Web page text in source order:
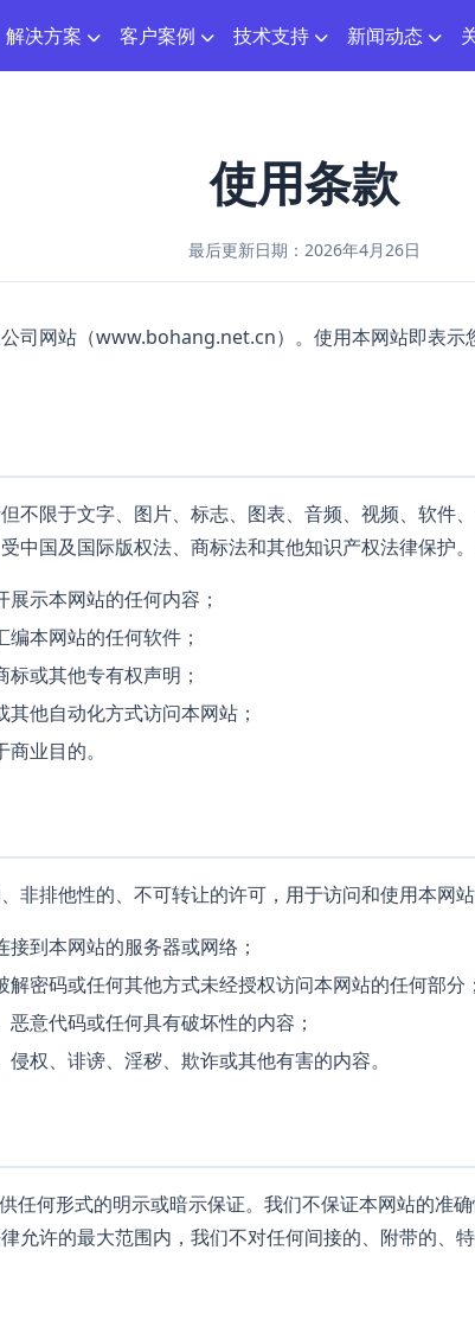
解决方案 客户案例 技术支持 新闻动态
使用条款
最后更新日期：2026年4月26日
司网站（www.bohang.net.cn）。使用本网站即表示
不限于文字、图片、标志、图表、音频、视频、软件
中国及国际版权法、商标法和其他知识产权法律保护
示本网站的任何内容；
本网站的任何软件；
或其他专有权声明；
他自动化方式访问本网站；
业目的。
非排他性的、不可转让的许可，用于访问和使用本网
到本网站的服务器或网络；
密码或任何其他方式未经授权访问本网站的任何部分；
意代码或任何具有破坏性的内容；
权、诽谤、淫秽、欺诈或其他有害的内容。
任何形式的明示或暗示保证。我们不保证本网站的准
允许的最大范围内，我们不对任何间接的、附带的、